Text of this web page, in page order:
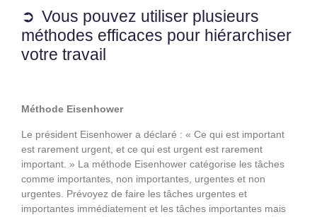
Vous pouvez utiliser plusieurs
méthodes efficaces pour hiérarchiser
votre travail
Méthode Eisenhower
Le président Eisenhower a déclaré : « Ce qui est important
est rarement urgent, et ce qui est urgent est rarement
important. » La méthode Eisenhower catégorise les tâches
comme importantes, non importantes, urgentes et non
urgentes. Prévoyez de faire les tâches urgentes et
importantes immédiatement et les tâches importantes mais